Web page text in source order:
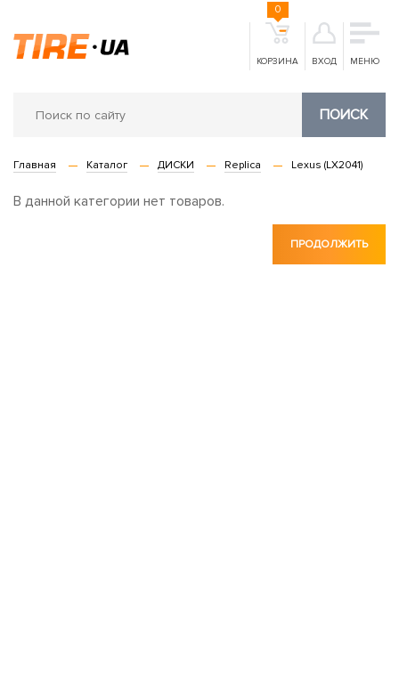
КОРЗИНА
0
ВХОД МЕНЮ
ПОИСК
Главная Каталог ДИСКИ Replica Lexus (LX2041)
В данной категории нет товаров.
ПРОДОЛЖИТЬ